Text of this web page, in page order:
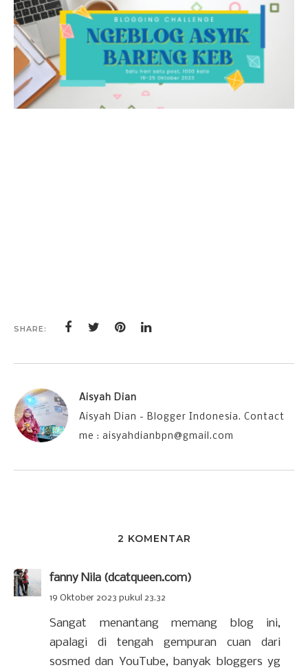
SHARE:
Aisyah Dian
Aisyah Dian - Blogger Indonesia. Contact
me : aisyahdianbpn@gmail.com
2 KOMENTAR
fanny Nila (dcatqueen.com)
19 Oktober 2023 pukul 23.32
Sangat menantang memang blog ini,
apalagi di tengah gempuran cuan dari
sosmed dan YouTube, banyak bloggers yg